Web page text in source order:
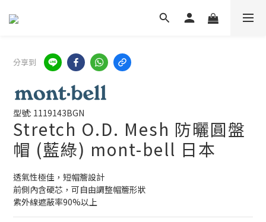
分享到
型號: 1119143BGN
Stretch O.D. Mesh 防曬圓盤
帽 (藍綠) mont-bell 日本
透氣性極佳，短帽簷設計
前側內含硬芯，可自由調整帽簷形狀
紫外線遮蔽率90%以上